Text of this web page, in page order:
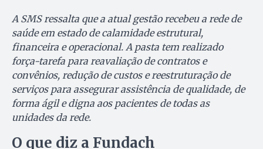
A SMS ressalta que a atual gestão recebeu a rede de
saúde em estado de calamidade estrutural,
financeira e operacional. A pasta tem realizado
força-tarefa para reavaliação de contratos e
convênios, redução de custos e reestruturação de
serviços para assegurar assistência de qualidade, de
forma ágil e digna aos pacientes de todas as
unidades da rede.
O que diz a Fundach